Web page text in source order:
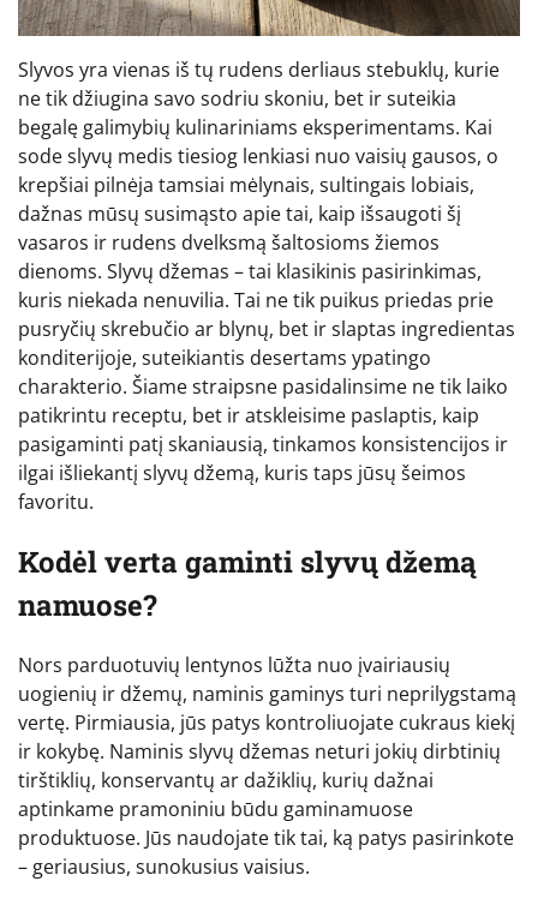
Slyvos yra vienas iš tų rudens derliaus stebuklų, kurie
ne tik džiugina savo sodriu skoniu, bet ir suteikia
begalę galimybių kulinariniams eksperimentams. Kai
sode slyvų medis tiesiog lenkiasi nuo vaisių gausos, o
krepšiai pilnėja tamsiai mėlynais, sultingais lobiais,
dažnas mūsų susimąsto apie tai, kaip išsaugoti šį
vasaros ir rudens dvelksmą šaltosioms žiemos
dienoms. Slyvų džemas – tai klasikinis pasirinkimas,
kuris niekada nenuvilia. Tai ne tik puikus priedas prie
pusryčių skrebučio ar blynų, bet ir slaptas ingredientas
konditerijoje, suteikiantis desertams ypatingo
charakterio. Šiame straipsne pasidalinsime ne tik laiko
patikrintu receptu, bet ir atskleisime paslaptis, kaip
pasigaminti patį skaniausią, tinkamos konsistencijos ir
ilgai išliekantį slyvų džemą, kuris taps jūsų šeimos
favoritu.
Kodėl verta gaminti slyvų džemą
namuose?
Nors parduotuvių lentynos lūžta nuo įvairiausių
uogienių ir džemų, naminis gaminys turi neprilygstamą
vertę. Pirmiausia, jūs patys kontroliuojate cukraus kiekį
ir kokybę. Naminis slyvų džemas neturi jokių dirbtinių
tirštiklių, konservantų ar dažiklių, kurių dažnai
aptinkame pramoniniu būdu gaminamuose
produktuose. Jūs naudojate tik tai, ką patys pasirinkote
– geriausius, sunokusius vaisius.